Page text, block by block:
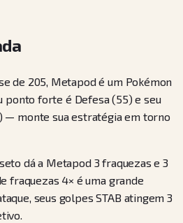
de 205, Metapod é um Pokémon
ponto forte é Defesa (55) e seu
— monte sua estratégia em torno
dá a Metapod 3 fraquezas e 3
fraquezas 4× é uma grande
seus golpes STAB atingem 3